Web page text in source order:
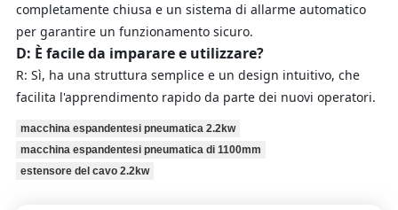
completamente chiusa e un sistema di allarme automatico
per garantire un funzionamento sicuro.
D: È facile da imparare e utilizzare?
R: Sì, ha una struttura semplice e un design intuitivo, che
facilita l'apprendimento rapido da parte dei nuovi operatori.
macchina espandentesi pneumatica 2.2kw
macchina espandentesi pneumatica di 1100mm
estensore del cavo 2.2kw